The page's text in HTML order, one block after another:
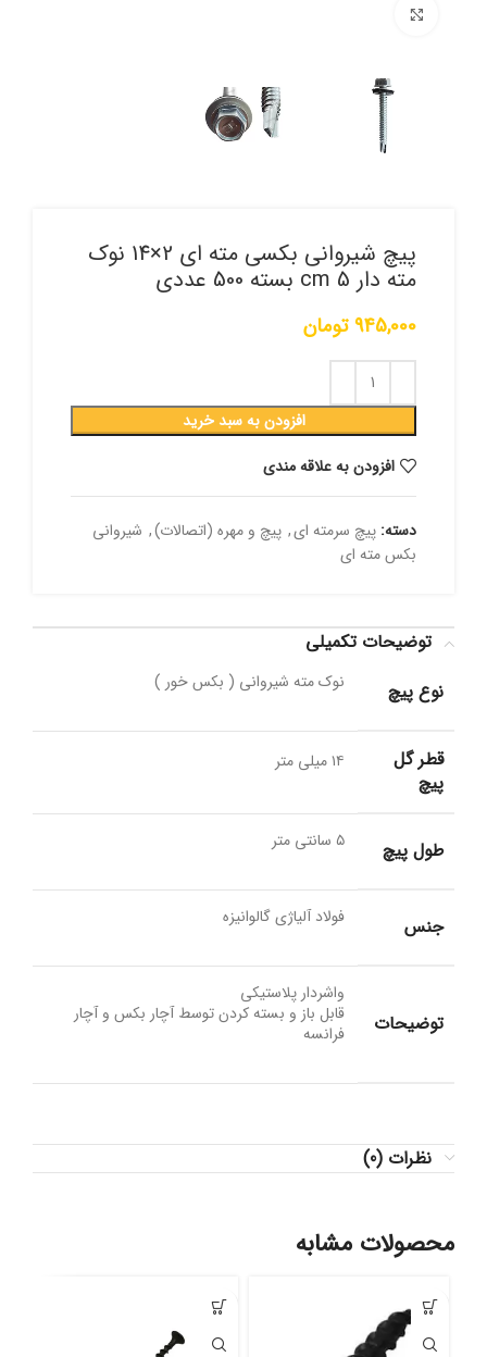
پیچ شیروانی بکسی مته ای 2×14 نوک
مته دار 5 cm بسته 500 عددی
945,000 تومان
افزودن به سبد خرید
افزودن به علاقه مندی
دسته: پیچ سرمته ای, پیچ و مهره (اتصالات), شیروانی
بکس مته ای
توضیحات تکمیلی
نوع پیچ
نوک مته شیروانی ( بکس خور )
قطر گل
پیچ
۱۴ میلی متر
طول پیچ ۵ سانتی متر
جنس فولاد آلیاژی گالوانیزه
توضیحات
واشردار پلاستیکی
قابل باز و بسته کردن توسط آچار بکس و آچار
فرانسه
نظرات (0)
محصولات مشابه